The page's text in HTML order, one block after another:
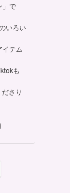
」で
いろい
イテム
も
さり